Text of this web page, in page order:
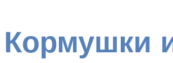
Кормушки